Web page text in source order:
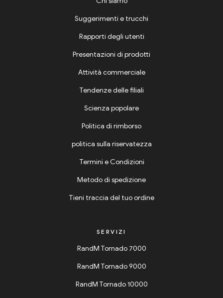
Suggerimenti e trucchi
Rapporti degli utenti
Presentazioni di prodotti
Attività commerciale
Tendenze delle filiali
Scienza popolare
Politica di rimborso
politica sulla riservatezza
Termini e Condizioni
Metodo di spedizione
Tieni traccia del tuo ordine
SERVIZI
RandM Tornado 7000
RandM Tornado 9000
RandM Tornado 10000